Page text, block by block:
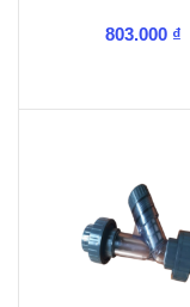
803.000 ₫